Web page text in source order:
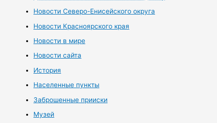
Новости Северо-Енисейского округа
Новости Красноярского края
Новости в мире
Новости сайта
История
Населенные пункты
Заброшенные прииски
Музей